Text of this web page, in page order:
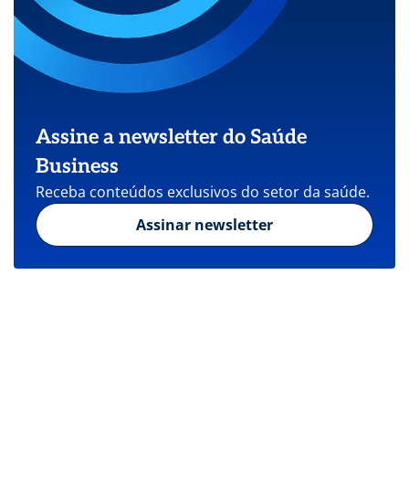
Assine a newsletter do Saúde
Business
Receba conteúdos exclusivos do setor da saúde.
Assinar newsletter